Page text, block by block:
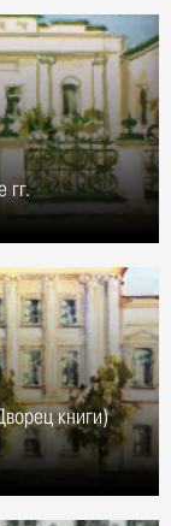
гг.
книги)